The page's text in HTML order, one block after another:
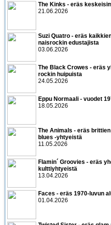
The Kinks - eräs
21.06.2026
Suzi Quatro - eräs
naisrockin edustajista
03.06.2026
The Black Crowes - eräs
rockin huipuista
24.05.2026
Eppu Normaali - vuodet
18.05.2026
The Animals - eräs
blues -yhtyeistä
11.05.2026
Flamin´ Groovies - eräs
kulttiyhtyeistä
13.04.2026
Faces - eräs 1970-luvun
01.04.2026